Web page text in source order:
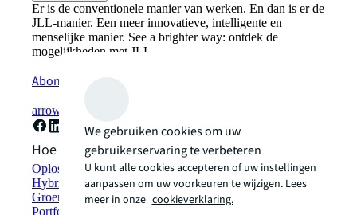
Er is de conventionele manier van werken. En dan is er de
JLL-manier. Een meer innovatieve, intelligente en
menselijke manier. See a brighter way: ontdek de
mogelijkheden met JLL.
Abonneer u nu
arrow_forward
Hoe kunnen we helpen?
Oplossingen voor duurzaamheid
Hybride werkplekoplossingen
Groen bouwen en verhuren
Portfoliomanagement
We gebruiken cookies om uw
gebruikerservaring te verbeteren
U kunt alle cookies accepteren of uw instellingen
aanpassen om uw voorkeuren te wijzigen. Lees
meer in onze cookieverklaring.